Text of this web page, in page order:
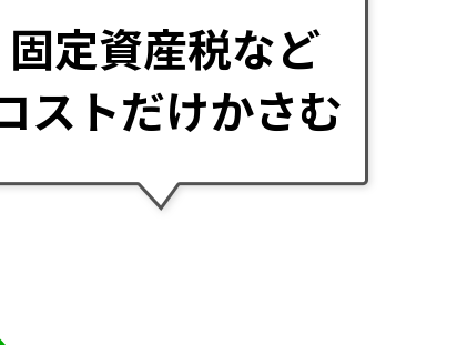
固定資産税など
ストだけかさむ